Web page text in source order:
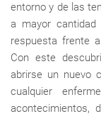
entorno y de las
a mayor cantidad
respuesta frente
Con este
abrirse un nuevo
cualquier
acontecimientos,